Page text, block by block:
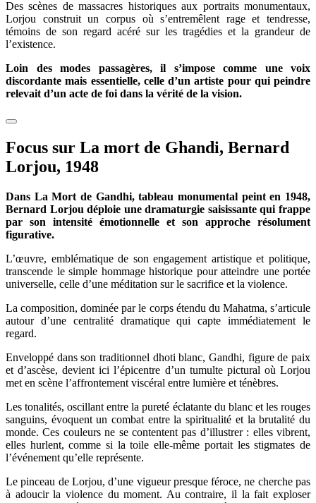
Des scènes de massacres historiques aux portraits monumentaux,
Lorjou construit un corpus où s’entremêlent rage et tendresse,
témoins de son regard acéré sur les tragédies et la grandeur de
l’existence.
Loin des modes passagères, il s’impose comme une voix
discordante mais essentielle, celle d’un artiste pour qui peindre
relevait d’un acte de foi dans la vérité de la vision.
Focus sur La mort de Ghandi, Bernard
Lorjou, 1948
Dans La Mort de Gandhi, tableau monumental peint en 1948,
Bernard Lorjou déploie une dramaturgie saisissante qui frappe
par son intensité émotionnelle et son approche résolument
figurative.
L’œuvre, emblématique de son engagement artistique et politique,
transcende le simple hommage historique pour atteindre une portée
universelle, celle d’une méditation sur le sacrifice et la violence.
La composition, dominée par le corps étendu du Mahatma, s’articule
autour d’une centralité dramatique qui capte immédiatement le
regard.
Enveloppé dans son traditionnel dhoti blanc, Gandhi, figure de paix
et d’ascèse, devient ici l’épicentre d’un tumulte pictural où Lorjou
met en scène l’affrontement viscéral entre lumière et ténèbres.
Les tonalités, oscillant entre la pureté éclatante du blanc et les rouges
sanguins, évoquent un combat entre la spiritualité et la brutalité du
monde. Ces couleurs ne se contentent pas d’illustrer : elles vibrent,
elles hurlent, comme si la toile elle-même portait les stigmates de
l’événement qu’elle représente.
Le pinceau de Lorjou, d’une vigueur presque féroce, ne cherche pas
à adoucir la violence du moment. Au contraire, il la fait exploser